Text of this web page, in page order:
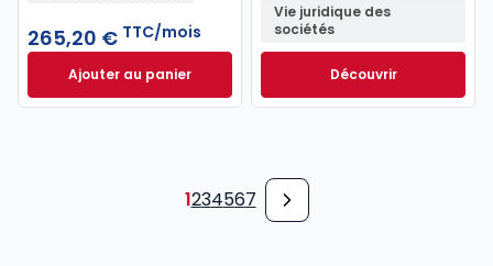
265,20 € TTC/mois
Ajouter au panier
E-Dixit à 265,20 €
Vie juridique des
sociétés
Découvrir
1234567